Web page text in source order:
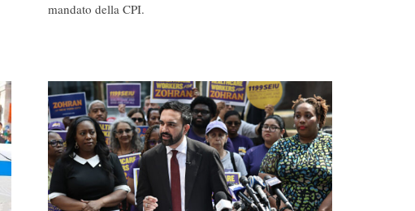
mandato della CPI.